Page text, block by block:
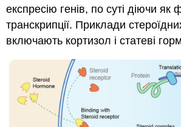
експресію генів, по суті діючи як
транскрипції. Приклади
включають кортизол і статеві